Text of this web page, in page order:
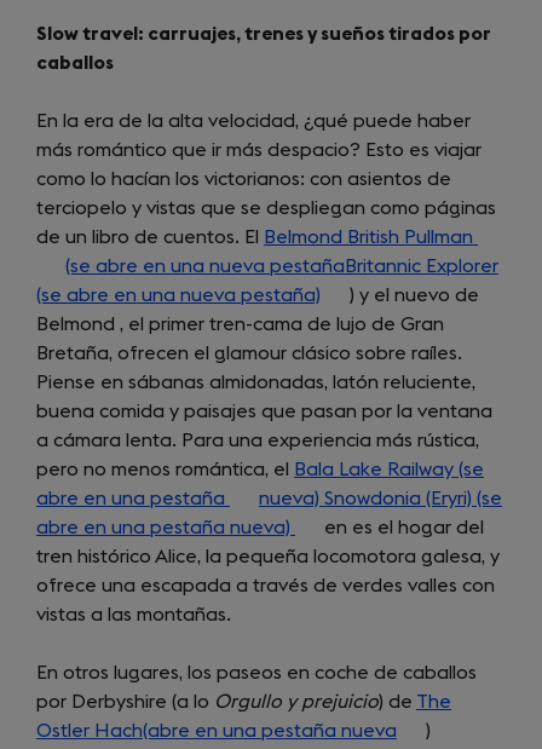
Slow travel: carruajes, trenes y sueños tirados por
caballos
En la era de la alta velocidad, ¿qué puede haber
más romántico que ir más despacio? Esto es viajar
como lo hacían los victorianos: con asientos de
terciopelo y vistas que se despliegan como páginas
de un libro de cuentos. El
Belmond British Pullman
in
(se abre en una nueva pestañaBritannic Explorer
(se abre en una nueva pestaña) (opens
in
a
new
tab)
) y el nuevo de
Belmond , el primer tren-cama de lujo de Gran
Bretaña, ofrecen el glamour clásico sobre raíles.
Piense en sábanas almidonadas, latón reluciente,
buena comida y paisajes que pasan por la ventana
a cámara lenta. Para una experiencia más rústica,
pero no menos romántica, el
Bala Lake Railway (se
abre en una pestaña
(opens
in
a
new
nueva) Snowdonia (Eryri) (se
abre en una pestaña nueva)
(opens
in
a
en es el hogar del
tren histórico Alice, la pequeña locomotora galesa, y
ofrece una escapada a través de verdes valles con
vistas a las montañas.
En otros lugares, los paseos en coche de caballos
por Derbyshire (a lo Orgullo y prejuicio) de The
Ostler Hach(abre en una pestaña nueva (opens
)